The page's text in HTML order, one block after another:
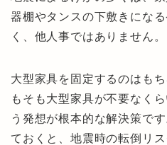
器棚やタンスの下敷きにな
く、他人事ではありません。
大型家具を固定するのはも
もそも大型家具が不要なく
う発想が根本的な解決策で
ておくと、地震時の転倒リス